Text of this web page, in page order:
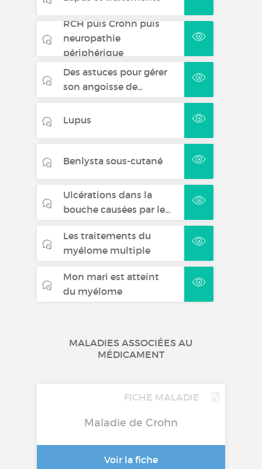
RCH puis Crohn puis
neuropathie
périphérique
Des astuces pour gérer
son angoisse de...
Lupus
Benlysta sous-cutané
Ulcérations dans la
bouche causées par le...
Les traitements du
myélome multiple
Mon mari est atteint
du myélome
MALADIES ASSOCIÉES AU
MÉDICAMENT
FICHE MALADIE
Maladie de Crohn
Voir la fiche